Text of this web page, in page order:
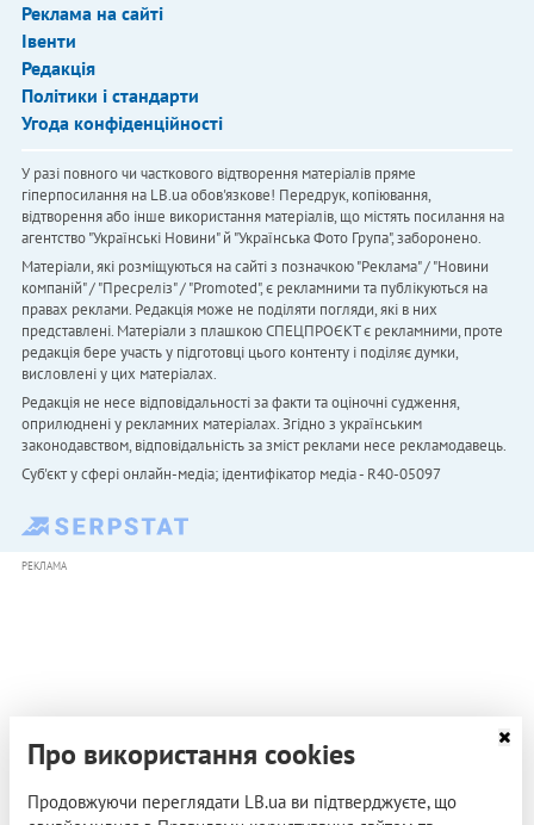
Реклама на сайті
Івенти
Редакція
Політики і стандарти
Угода конфіденційності
У разі повного чи часткового відтворення матеріалів пряме
гіперпосилання на LB.ua обов'язкове! Передрук, копіювання,
відтворення або інше використання матеріалів, що містять посилання на
агентство "Українськi Новини" й "Українська Фото Група", заборонено.
Матеріали, які розміщуються на сайті з позначкою "Реклама" / "Новини
компаній" / "Пресреліз" / "Promoted", є рекламними та публікуються на
правах реклами. Редакція може не поділяти погляди, які в них
представлені. Матеріали з плашкою СПЕЦПРОЄКТ є рекламними, проте
редакція бере участь у підготовці цього контенту і поділяє думки,
висловлені у цих матеріалах.
Редакція не несе відповідальності за факти та оціночні судження,
оприлюднені у рекламних матеріалах. Згідно з українським
законодавством, відповідальність за зміст реклами несе рекламодавець.
Cуб'єкт у сфері онлайн-медіа; ідентифікатор медіа - R40-05097
РЕКЛАМА
Про використання cookies
Продовжуючи переглядати LB.ua ви підтверджуєте, що